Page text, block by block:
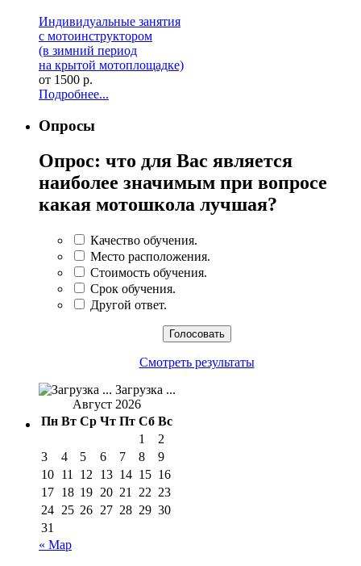
Индивидуальные занятия
с мотоинструктором
(в зимний период
на крытой мотоплощадке)
от 1500 р.
Подробнее...
Опросы
Опрос: что для Вас является
наиболее значимым при вопросе
какая мотошкола лучшая?
Качество обучения.
Место расположения.
Стоимость обучения.
Срок обучения.
Другой ответ.
Смотреть результаты
Загрузка ...
Август 2026
Пн Вт Ср Чт Пт Сб Вс
1
2
3
4 5 6 7 8
9
10 11 12 13 14 15 16
17 18 19 20 21 22 23
24 25 26 27 28 29 30
31
« Мар